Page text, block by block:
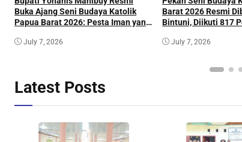
Buka Ajang Seni Budaya Katolik
Papua Barat 2026: Pesta Iman yang
Seluruh Masyarakat
July 7, 2026
Barat 2026 Resmi
Bintuni, Diikuti 817
July 7, 2026
Latest Posts